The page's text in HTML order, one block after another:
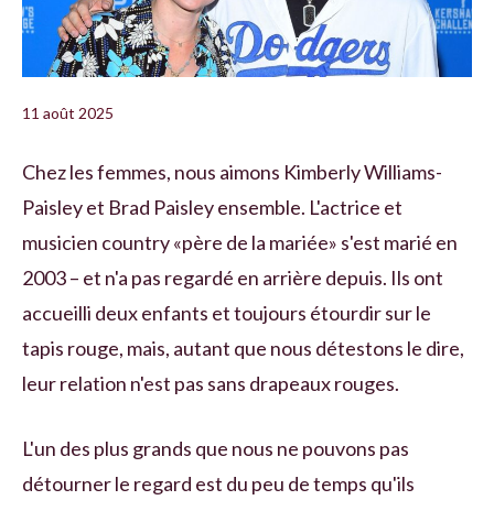
11 août 2025
Chez les femmes, nous aimons Kimberly Williams-
Paisley et Brad Paisley ensemble. L'actrice et
musicien country «père de la mariée» s'est marié en
2003 – et n'a pas regardé en arrière depuis. Ils ont
accueilli deux enfants et toujours étourdir sur le
tapis rouge, mais, autant que nous détestons le dire,
leur relation n'est pas sans drapeaux rouges.
L'un des plus grands que nous ne pouvons pas
détourner le regard est du peu de temps qu'ils